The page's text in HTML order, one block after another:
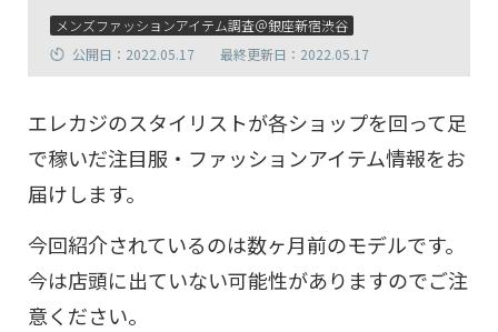
メンズファッションアイテム調査＠銀座新宿渋谷
公開日：2022.05.17
最終更新日：2022.05.17
エレカジのスタイリストが各ショップを回って足
で稼いだ注目服・ファッションアイテム情報をお
届けします。
今回紹介されているのは数ヶ月前のモデルです。
今は店頭に出ていない可能性がありますのでご注
意ください。